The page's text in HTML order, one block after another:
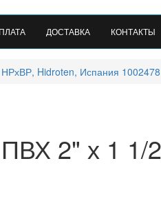
ДОСТАВКА КОНТАКТЫ
Hidroten, Испания 1002478
2" х 1